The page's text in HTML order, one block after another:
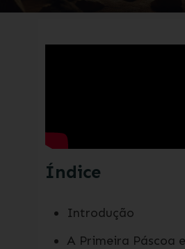
Índice
Introdução
A Primeira Páscoa